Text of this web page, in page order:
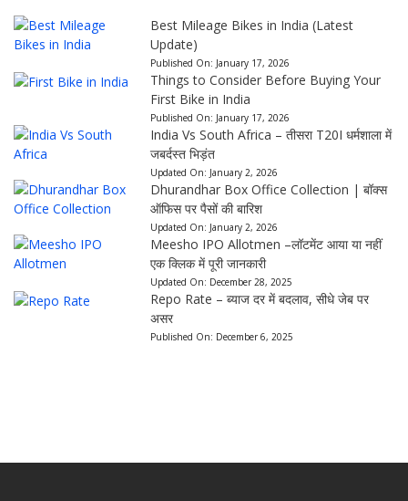
Best Mileage Bikes in India (Latest
Update)
Published On: January 17, 2026
Things to Consider Before Buying Your
First Bike in India
Published On: January 17, 2026
India Vs South Africa – तीसरा T20I धर्मशाला में
जबर्दस्त भिड़ंत
Updated On: January 2, 2026
Dhurandhar Box Office Collection | बॉक्स
ऑफिस पर पैसों की बारिश
Updated On: January 2, 2026
Meesho IPO Allotmen –लॉटमेंट आया या नहीं
एक क्लिक में पूरी जानकारी
Updated On: December 28, 2025
Repo Rate – ब्याज दर में बदलाव, सीधे जेब पर
असर
Published On: December 6, 2025